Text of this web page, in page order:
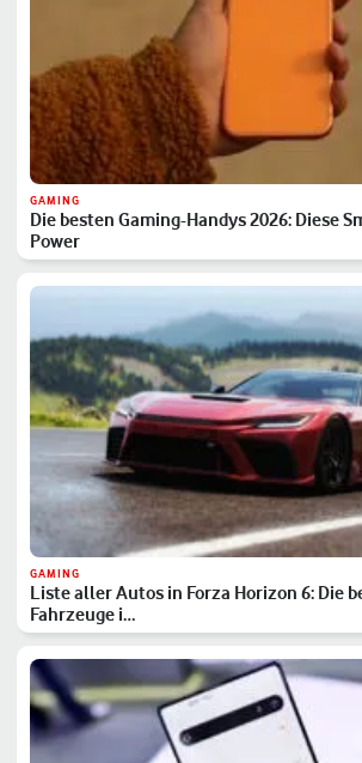
GAMING
Die besten Gaming-Handys 2026: Diese
Power
GAMING
Liste aller Autos in Forza Horizon 6: Die
Fahrzeuge i…